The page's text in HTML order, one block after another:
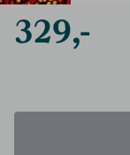
329,-